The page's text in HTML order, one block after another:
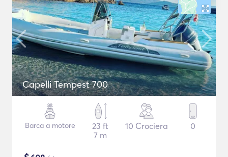
Capelli Tempest 700
Barca a motore
23 ft
7 m
10 Crociera 0